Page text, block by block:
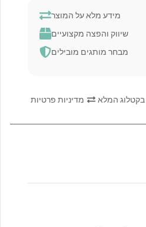
מידע מלא על המוצר
שיווק והפצה מקצועיים
מבחר מותגים מובילים
בקטלוג המלא מדיניות פרטיות